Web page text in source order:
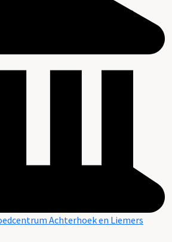
Achterhoek en Liemers